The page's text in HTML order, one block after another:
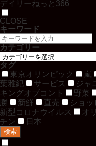
デイリーねっと366
CLOSE
キーワード
カテゴリー
タグ
東京オリンピック
嵐
葉雅紀
サービス ジャ
キングオブコント
野菜
勝
新鮮 直売 ショッ
新型コロナウイルス
オ
チン
日本
検索